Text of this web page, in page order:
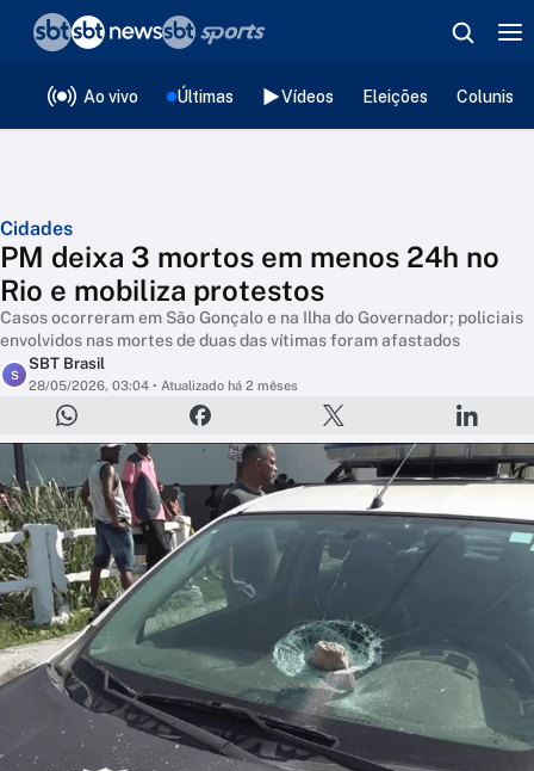
Ao vivo Últimas Vídeos Eleições
Cidades
PM deixa 3 mortos em menos 24h no
Rio e mobiliza protestos
Casos ocorreram em São Gonçalo e na Ilha do Governador; policiais
envolvidos nas mortes de duas das vítimas foram afastados
S
SBT Brasil
28/05/2026, 03:04 • Atualizado há 2 mêses
❮voltar
Editorias